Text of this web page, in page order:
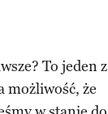
To jeden z
możliwość, że